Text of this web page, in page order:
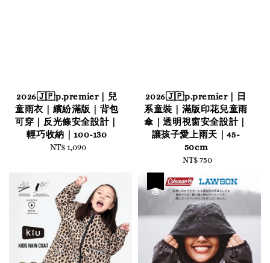
2026🇯🇵p.premier｜兒
童雨衣｜繽紛滿版｜背包
可穿｜反光條安全設計｜
輕巧收納｜100-130
Regular
NT$ 1,090
2026🇯🇵p.premier｜日
系童裝｜滿版印花兒童雨
傘｜透明視窗安全設計｜
讓孩子愛上雨天｜45-
50cm
Regular
NT$ 750